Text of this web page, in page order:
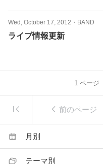
Wed, October 17, 2012 ・ BAND
ライブ情報更新
1ページ
前のページ
月別
テーマ別